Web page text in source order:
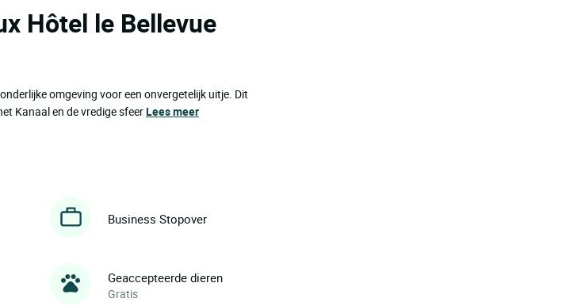
Hôtel le Bellevue
omgeving voor een onvergetelijk uitje. Dit
Kanaal en de vredige sfeerLees meer
Business Stopover
Geaccepteerde dieren
Gratis